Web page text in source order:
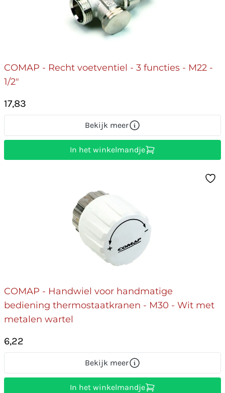
COMAP - Recht voetventiel - 3 functies - M22 -
1/2"
17,83
Bekijk meer
In het winkelmandje
COMAP - Handwiel voor handmatige
bediening thermostaatkranen - M30 - Wit met
metalen wartel
6,22
Bekijk meer
In het winkelmandje